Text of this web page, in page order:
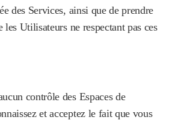
des Services, ainsi que de prendre
les Utilisateurs ne respectant pas ces
contrôle des Espaces de
et acceptez le fait que vous